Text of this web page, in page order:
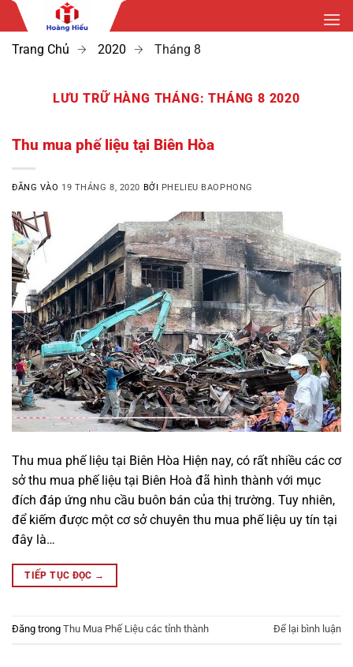
qua
nộiTrang Chủ 2020 Tháng 8
LƯU TRỮ HÀNG THÁNG:THÁNG 8 2020
Thu mua phế liệu tại Biên Hòa
ĐĂNG VÀO 19 THÁNG 8, 2020 BỞI PHELIEU BAOPHONG
Thu mua phế liệu tại Biên Hòa Hiện nay, có rất nhiều các cơ
sở thu mua phế liệu tại Biên Hoà đã hình thành với mục
đích đáp ứng nhu cầu buôn bán của thị trường. Tuy nhiên,
để kiếm được một cơ sở chuyên thu mua phế liệu uy tín tại
đây là…
TIẾP TỤC ĐỌC →
Đăng trong Thu Mua Phế Liệu các tỉnh thành Để lại bình luận